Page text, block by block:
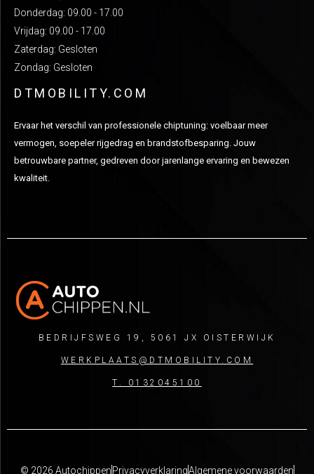
Donderdag: 09.00 - 17.00
Vrijdag: 09.00 - 17.00
Zaterdag: Gesloten
Zondag: Gesloten
DTMOBILITY.COM
Ervaar het verschil van professionele chiptuning: voelbaar meer
vermogen, soepeler rijgedrag en brandstofbesparing. Jouw
betrouwbare partner, gedreven door jarenlange ervaring en bewezen
kwaliteit.
BEDRIJFSWEG 19, 5061 JX OISTERWIJK
WERKPLAATS@DTMOBILITY.COM
T. 0132045100
© 2026 AutochippenPrivacyverklaringAlgemene voorwaarden